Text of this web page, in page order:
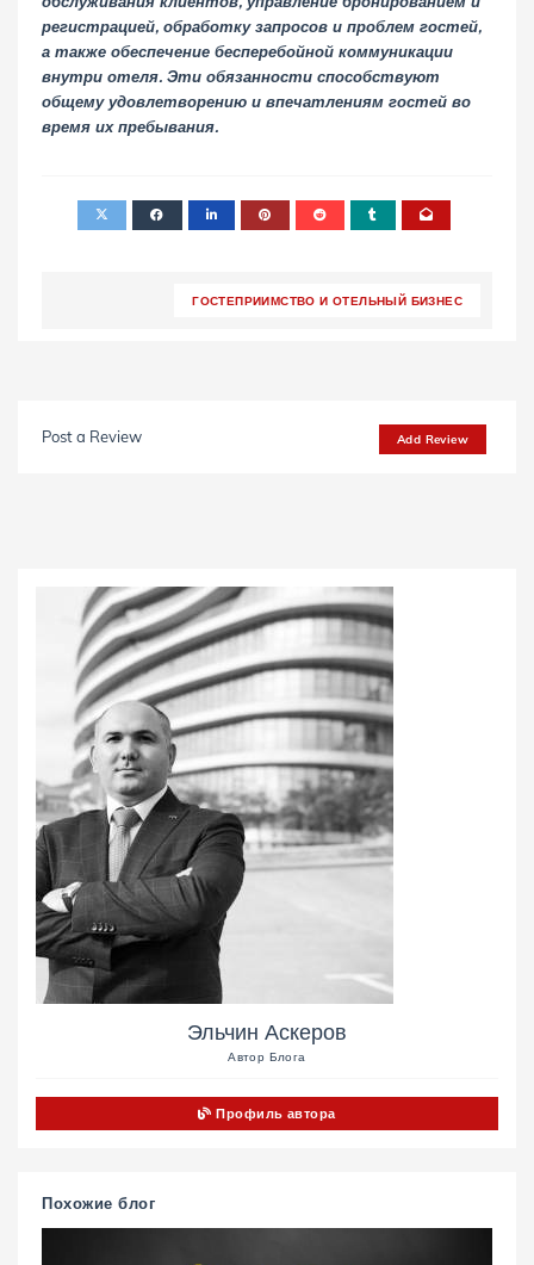
регистрацией, обработку запросов и проблем гостей,
а также обеспечение бесперебойной коммуникации
внутри отеля. Эти обязанности способствуют
общему удовлетворению и впечатлениям гостей во
время их пребывания.
ГОСТЕПРИИМСТВО И ОТЕЛЬНЫЙ БИЗНЕС
Post a Review Add Review
Эльчин Аскеров
Автор Блога
Профиль автора
Похожие блог